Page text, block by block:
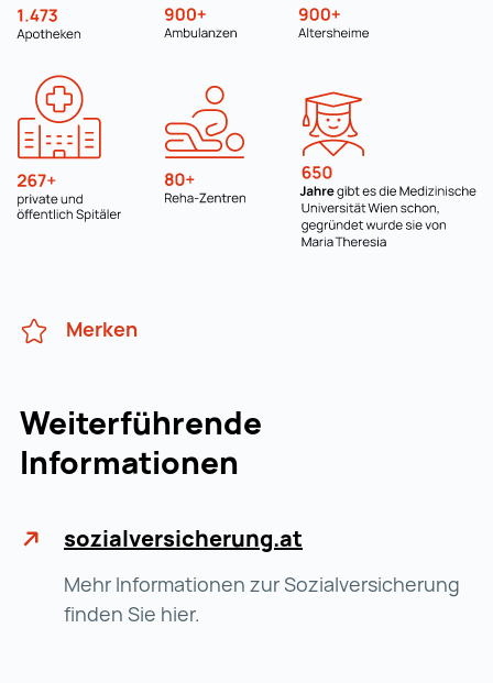
Merken
Weiterführende
Informationen
sozialversicherung.at
Mehr Informationen zur Sozialversicherung
finden Sie hier.